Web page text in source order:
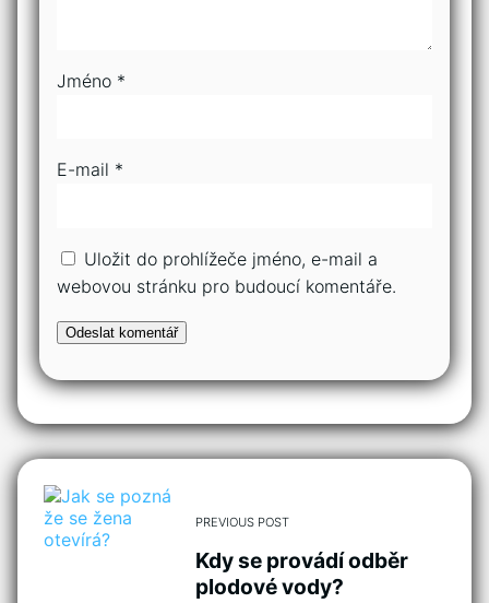
Jméno *
E-mail *
Uložit do prohlížeče jméno, e-mail a
webovou stránku pro budoucí komentáře.
PREVIOUS POST
Kdy se provádí odběr
plodové vody?